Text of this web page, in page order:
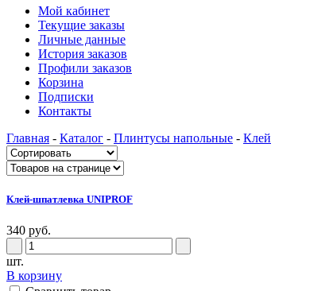
Мой кабинет
Текущие заказы
Личные данные
История заказов
Профили заказов
Корзина
Подписки
Контакты
Главная - Каталог - Плинтусы напольные - Клей
Клей-шпатлевка UNIPROF
340 руб.
шт.
В корзину